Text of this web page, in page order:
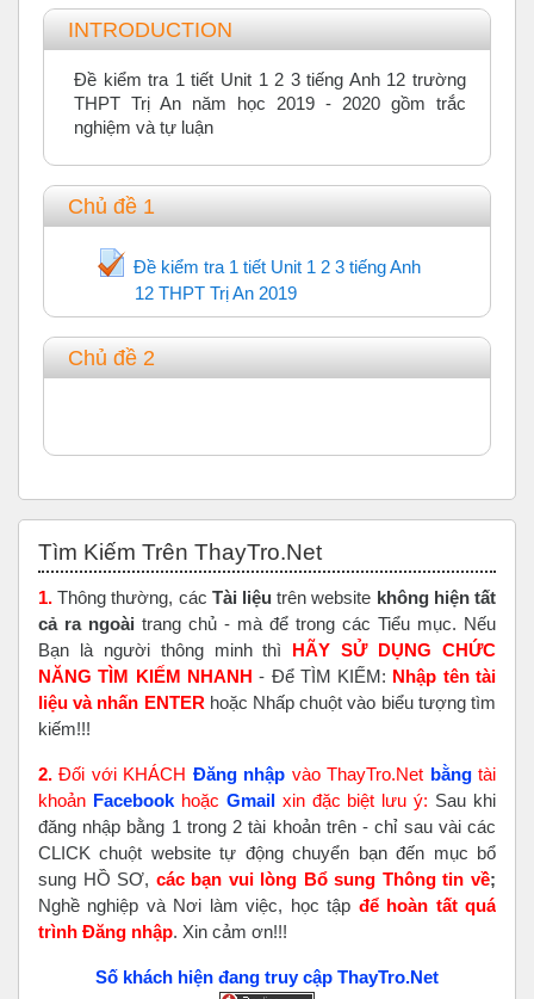
Tổng quan các chủ đề
INTRODUCTION
Đề kiểm tra 1 tiết Unit 1 2 3 tiếng Anh 12 trường
THPT Trị An năm học 2019 - 2020 gồm trắc
nghiệm và tự luận
Chủ đề 1
Đề kiểm tra 1 tiết Unit 1 2 3 tiếng Anh
12 THPT Trị An 2019Trắc nghiệm
Chủ đề 2
Tìm Kiếm Trên ThayTro.Net
1. Thông thường, các Tài liệu trên website không hiện tất
cả ra ngoài trang chủ - mà để trong các Tiểu mục. Nếu
Bạn là người thông minh thì HÃY SỬ DỤNG CHỨC
NĂNG TÌM KIẾM NHANH - Để TÌM KIẾM: Nhập tên tài
liệu và nhấn ENTER hoặc Nhấp chuột vào biểu tượng tìm
kiếm!!!
2. Đối với KHÁCH Đăng nhập vào ThayTro.Net bằngtài
khoản Facebook hoặc Gmailxin đặc biệt lưu ý: Sau khi
đăng nhập bằng 1 trong 2 tài khoản trên - chỉ sau vài các
CLICK chuột website tự động chuyển bạn đến mục bổ
sung HỒ SƠ, các bạn vui lòng Bổ sung Thông tin về;
Nghề nghiệp và Nơi làm việc, học tập để hoàn tấtquá
trình Đăng nhập. Xin cảm ơn!!!
Số khách hiện đang truy cập ThayTro.Net